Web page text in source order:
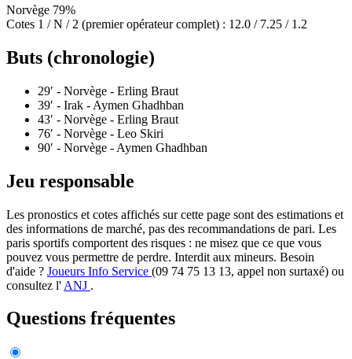
Norvège 79%
Cotes 1 / N / 2 (premier opérateur complet) : 12.0 / 7.25 / 1.2
Buts (chronologie)
29′ - Norvège - Erling Braut
39′ - Irak - Aymen Ghadhban
43′ - Norvège - Erling Braut
76′ - Norvège - Leo Skiri
90′ - Norvège - Aymen Ghadhban
Jeu responsable
Les pronostics et cotes affichés sur cette page sont des estimations et
des informations de marché, pas des recommandations de pari. Les
paris sportifs comportent des risques : ne misez que ce que vous
pouvez vous permettre de perdre. Interdit aux mineurs. Besoin
d'aide ? Joueurs Info Service (09 74 75 13 13, appel non surtaxé) ou
consultez l' ANJ .
Questions fréquentes